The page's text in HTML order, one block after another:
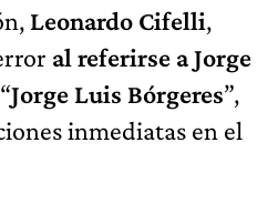
Leonardo Cifelli,
al referirse a Jorge
“Jorge Luis Bórgeres”,
inmediatas en el